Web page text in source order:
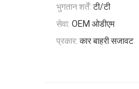
भुगतान शर्तें: टी/टी
सेवा: OEM ओडीएम
प्रकार: कार बाहरी सजावट